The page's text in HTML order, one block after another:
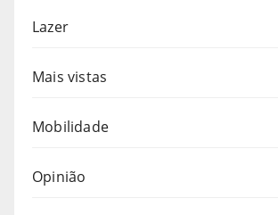
Lazer
Mais vistas
Mobilidade
Opinião